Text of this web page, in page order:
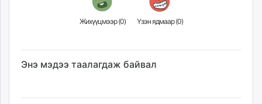
Жихүүцмээр (0) Үзэн ядмаар (0)
Энэ мэдээ таалагдаж байвал